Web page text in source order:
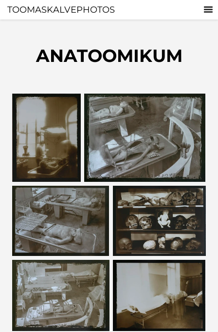
TOOMASKALVEPHOTOS
ANATOOMIKUM